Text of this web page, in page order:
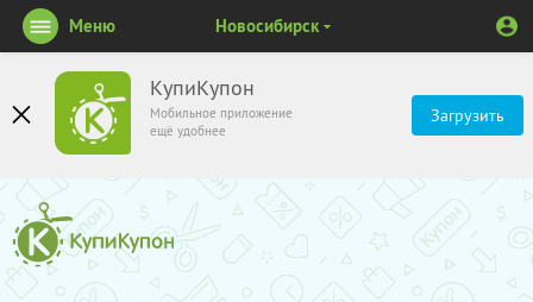
КупиКупон
Мобильное приложение
ещё удобнее
Загрузить
Меню Новосибирск